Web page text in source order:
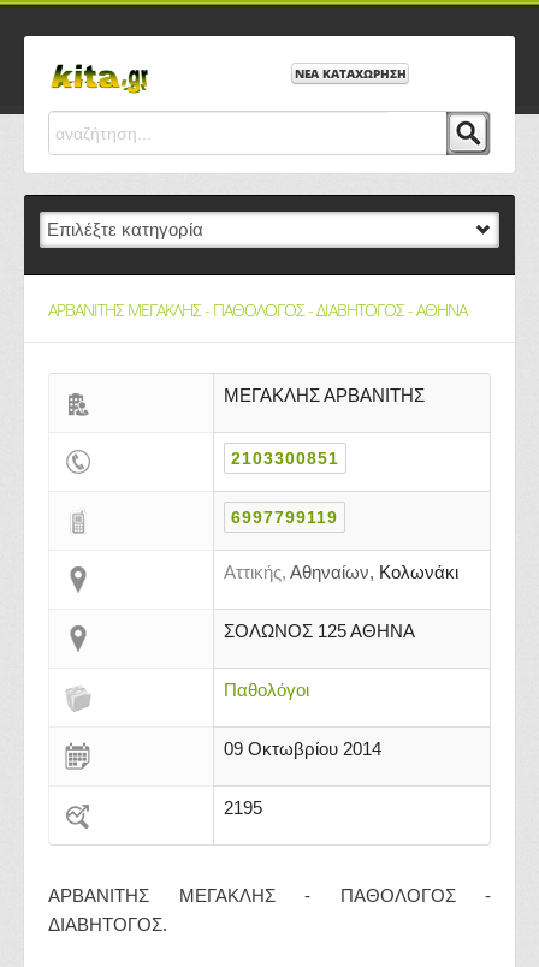
ΝΕΑ ΚΑΤΑΧΩΡΗΣΗ
ΑΡΒΑΝΙΤΗΣ ΜΕΓΑΚΛΗΣ - ΠΑΘΟΛΟΓΟΣ - ΔΙΑΒΗΤΟΓΟΣ - ΑΘΗΝΑ
ΜΕΓΑΚΛΗΣ ΑΡΒΑΝΙΤΗΣ
2103300851
6997799119
Αττικής, Αθηναίων, Κολωνάκι
ΣΟΛΩΝΟΣ 125 ΑΘΗΝΑ
Παθολόγοι
09 Οκτωβρίου 2014
2195
ΑΡΒΑΝΙΤΗΣ ΜΕΓΑΚΛΗΣ - ΠΑΘΟΛΟΓΟΣ -
ΔΙΑΒΗΤΟΓΟΣ.